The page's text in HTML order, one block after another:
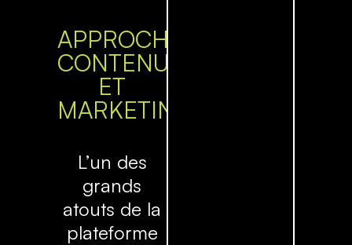
APPROCHE
CONTENU
ET
MARKETING
L’un des
grands
atouts de la
plateforme